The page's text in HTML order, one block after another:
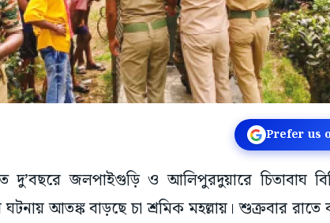
Prefer us
দু’বছরে জলপাইগুড়ি ও আলিপুরদুয়ারে চিতাবাঘ
আতঙ্ক বাড়ছে চা শ্রমিক মহল্লায়। শুক্রবার রাতে